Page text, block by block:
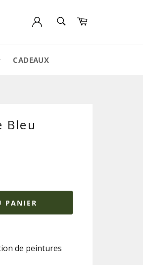
Panier
CADEAUX
Bleu
PANIER
de peintures